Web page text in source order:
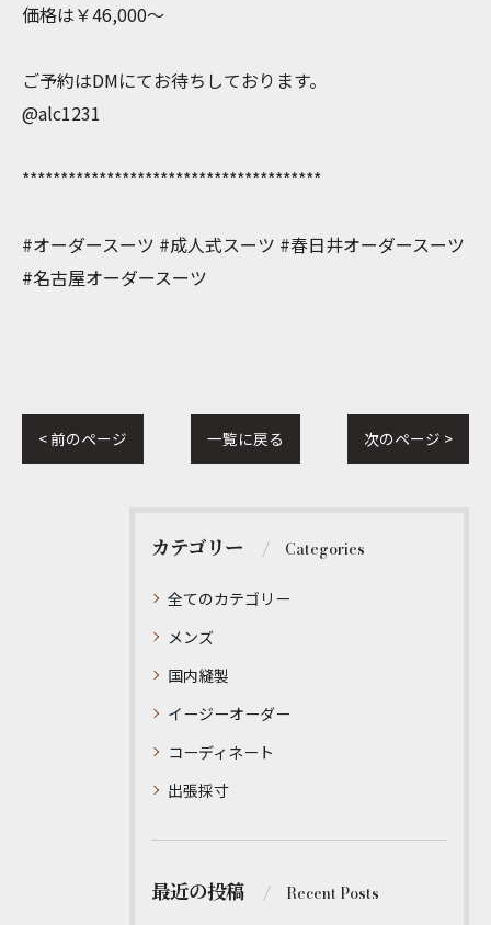
価格は￥46,000〜
ご予約はDMにてお待ちしております。
@alc1231
***************************************
#オーダースーツ #成人式スーツ #春日井オーダースーツ
#名古屋オーダースーツ
< 前のページ 一覧に戻る 次のページ >
カテゴリー Categories
全てのカテゴリー
メンズ
国内縫製
イージーオーダー
コーディネート
出張採寸
最近の投稿 Recent Posts